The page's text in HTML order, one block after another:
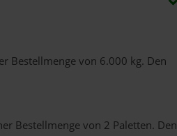
Bestellmenge von 6.000 kg. Den
Bestellmenge von 2 Paletten. Den